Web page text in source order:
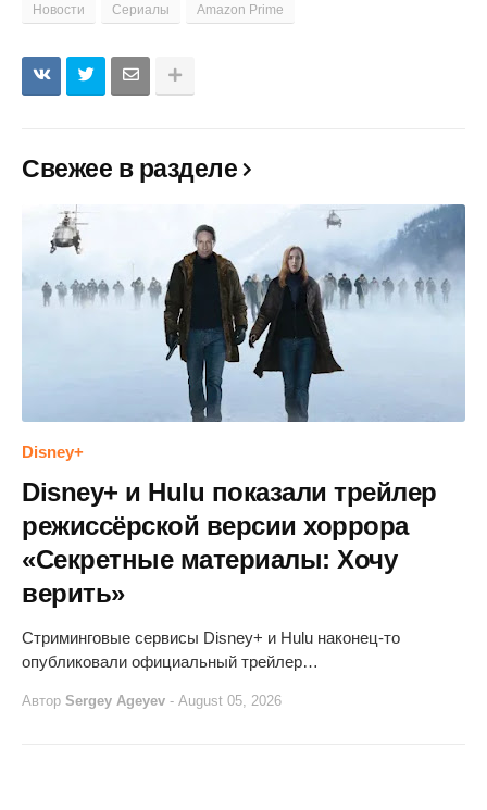
Новости Сериалы Amazon Prime
Свежее в разделе
Disney+
Disney+ и Hulu показали трейлер
режиссёрской версии хоррора
«Секретные материалы: Хочу
верить»
Стриминговые сервисы Disney+ и Hulu наконец-то
опубликовали официальный трейлер…
Автор Sergey Ageyev - August 05, 2026